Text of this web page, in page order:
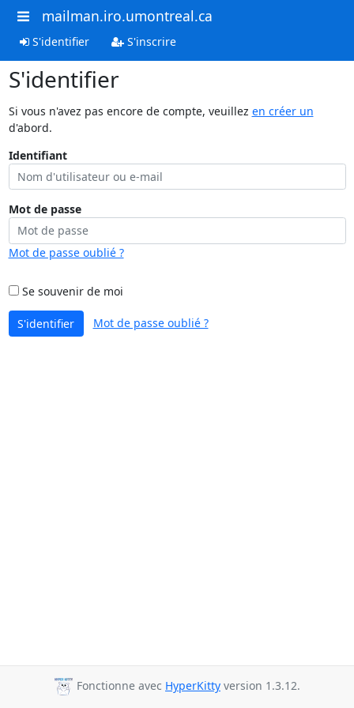
mailman.iro.umontreal.ca
S'identifier S'inscrire
S'identifier
Si vous n'avez pas encore de compte, veuillez en créer un
d'abord.
Identifiant
Mot de passe
Mot de passe oublié ?
Se souvenir de moi
S'identifier Mot de passe oublié ?
Fonctionne avec HyperKitty version 1.3.12.